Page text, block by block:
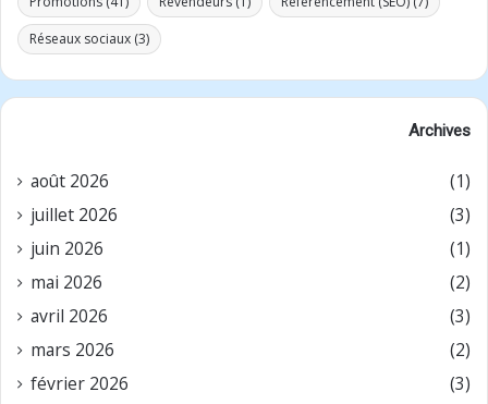
Réseaux sociaux (3)
Archives
août 2026
(1)
juillet 2026
(3)
juin 2026
(1)
mai 2026
(2)
avril 2026
(3)
mars 2026
(2)
février 2026
(3)